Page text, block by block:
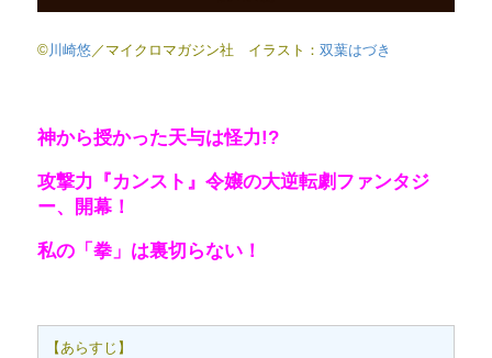
©川崎悠／マイクロマガジン社 イラスト： 双葉はづき
神から授かった天与は怪力!?
攻撃力『カンスト』令嬢の大逆転劇ファンタジ
ー、開幕！
私の「拳」は裏切らない！
【あらすじ】